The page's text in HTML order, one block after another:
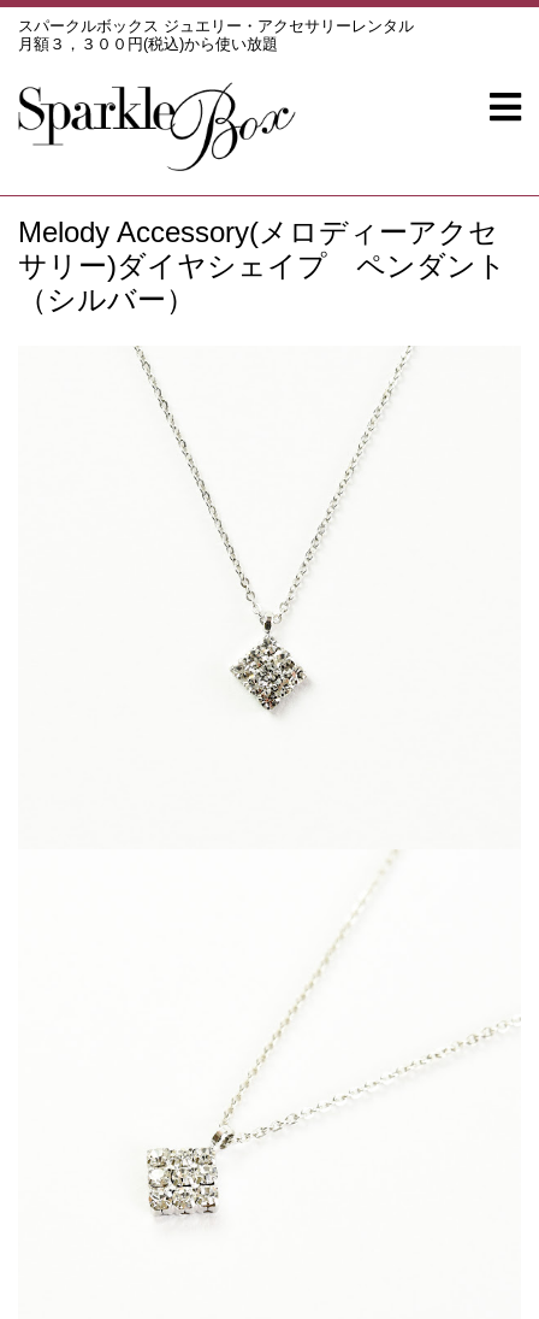
スパークルボックス ジュエリー・アクセサリーレンタル
月額３，３００円(税込)から使い放題
Melody Accessory(メロディーアクセ
サリー)ダイヤシェイプ ペンダント
（シルバー）